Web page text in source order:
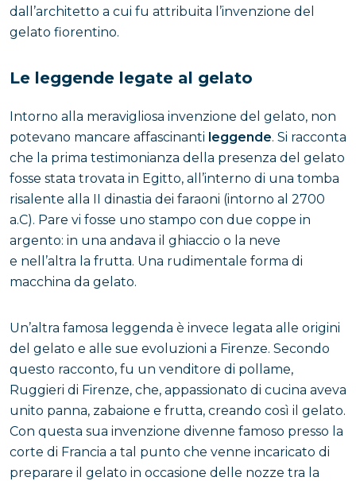
dall’architetto a cui fu attribuita l’invenzione del
gelato fiorentino.
Le leggende legate al gelato
Intorno alla meravigliosa invenzione del gelato, non
potevano mancare affascinanti leggende. Si racconta
che la prima testimonianza della presenza del gelato
fosse stata trovata in Egitto, all’interno di una tomba
risalente alla II dinastia dei faraoni (intorno al 2700
a.C). Pare vi fosse uno stampo con due coppe in
argento: in una andava il ghiaccio o la neve
e nell’altra la frutta. Una rudimentale forma di
macchina da gelato.
Un’altra famosa leggenda è invece legata alle origini
del gelato e alle sue evoluzioni a Firenze. Secondo
questo racconto, fu un venditore di pollame,
Ruggieri di Firenze, che, appassionato di cucina aveva
unito panna, zabaione e frutta, creando così il gelato.
Con questa sua invenzione divenne famoso presso la
corte di Francia a tal punto che venne incaricato di
preparare il gelato in occasione delle nozze tra la